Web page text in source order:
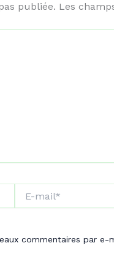
publiée. Les
mail*
commentaires par e-